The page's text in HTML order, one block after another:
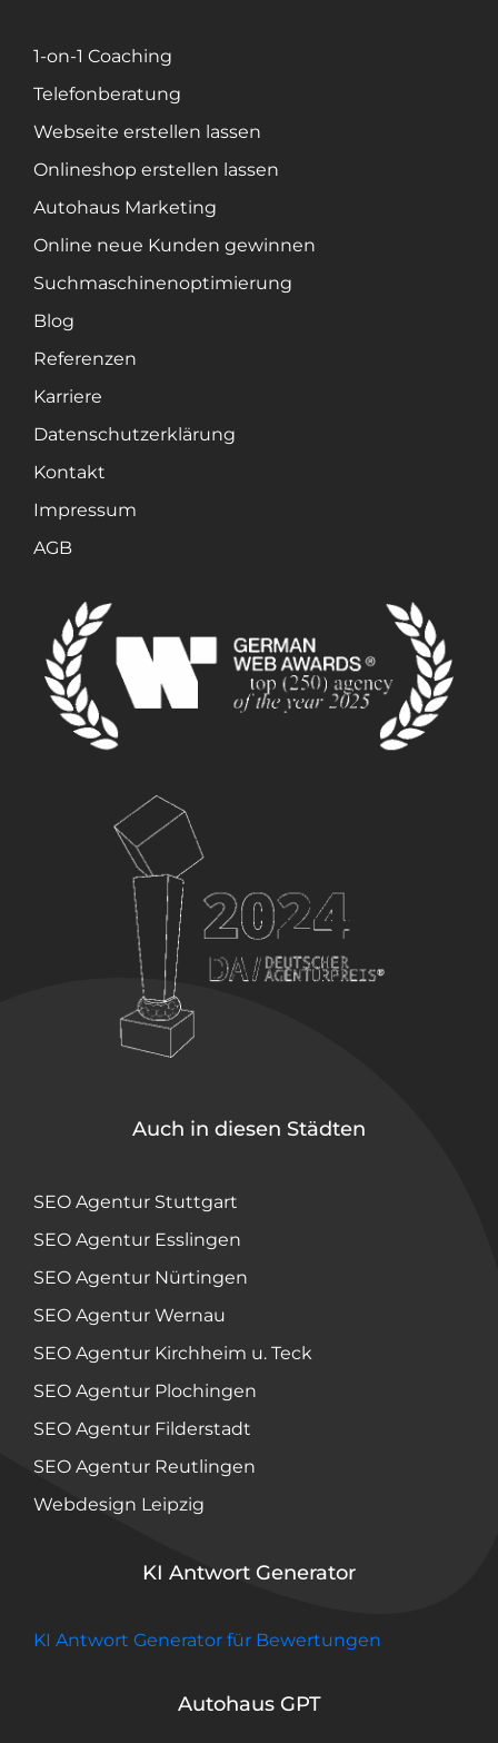
1-on-1 Coaching
Telefonberatung
Webseite erstellen lassen
Onlineshop erstellen lassen
Autohaus Marketing
Online neue Kunden gewinnen
Suchmaschinenoptimierung
Blog
Referenzen
Karriere
Datenschutzerklärung
Kontakt
Impressum
AGB
Auch in diesen Städten
SEO Agentur Stuttgart
SEO Agentur Esslingen
SEO Agentur Nürtingen
SEO Agentur Wernau
SEO Agentur Kirchheim u. Teck
SEO Agentur Plochingen
SEO Agentur Filderstadt
SEO Agentur Reutlingen
Webdesign Leipzig
KI Antwort Generator
KI Antwort Generator für Bewertungen
Autohaus GPT